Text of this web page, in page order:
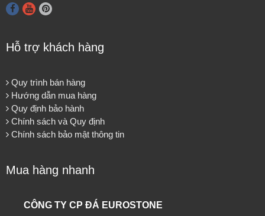
Hỗ trợ khách hàng
Quy trình bán hàng
Hướng dẫn mua hàng
Quy định bảo hành
Chính sách và Quy định
Chính sách bảo mật thông tin
Mua hàng nhanh
CÔNG TY CP ĐÁ EUROSTONE